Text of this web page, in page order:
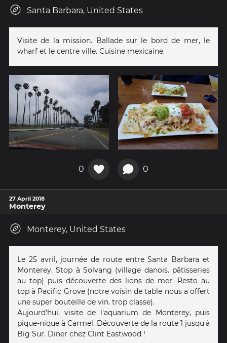
Santa Barbara, United States
Visite de la mission. Ballade sur le bord de mer, le
wharf et le centre ville. Cuisine mexicaine.
0 0
27 April 2018
Monterey
Monterey, United States
Le 25 avril, journée de route entre Santa Barbara et
Monterey. Stop à Solvang (village danois. pâtisseries
au top) puis découverte des lions de mer. Resto au
top à Pacific Grove (notre voisin de table nous a offert
une super bouteille de vin. trop classe).
Aujourd'hui, visite de l'aquarium de Monterey, puis
pique-nique à Carmel. Découverte de la route 1 jusqu'à
Big Sur. Diner chez Clint Eastwood !